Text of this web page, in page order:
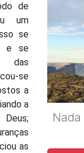
de
um
se
e se
das
se
a
a
as